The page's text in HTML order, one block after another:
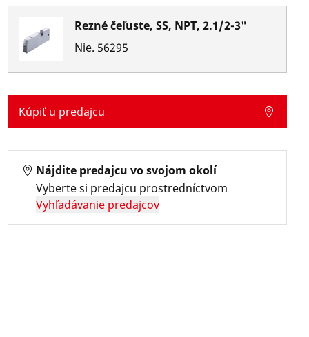
Rezné čeľuste, SS, NPT, 2.1/2-3"
Nie. 56295
Kúpiť u predajcu
Nájdite predajcu vo svojom okolí
Vyberte si predajcu prostredníctvom
Vyhľadávanie predajcov